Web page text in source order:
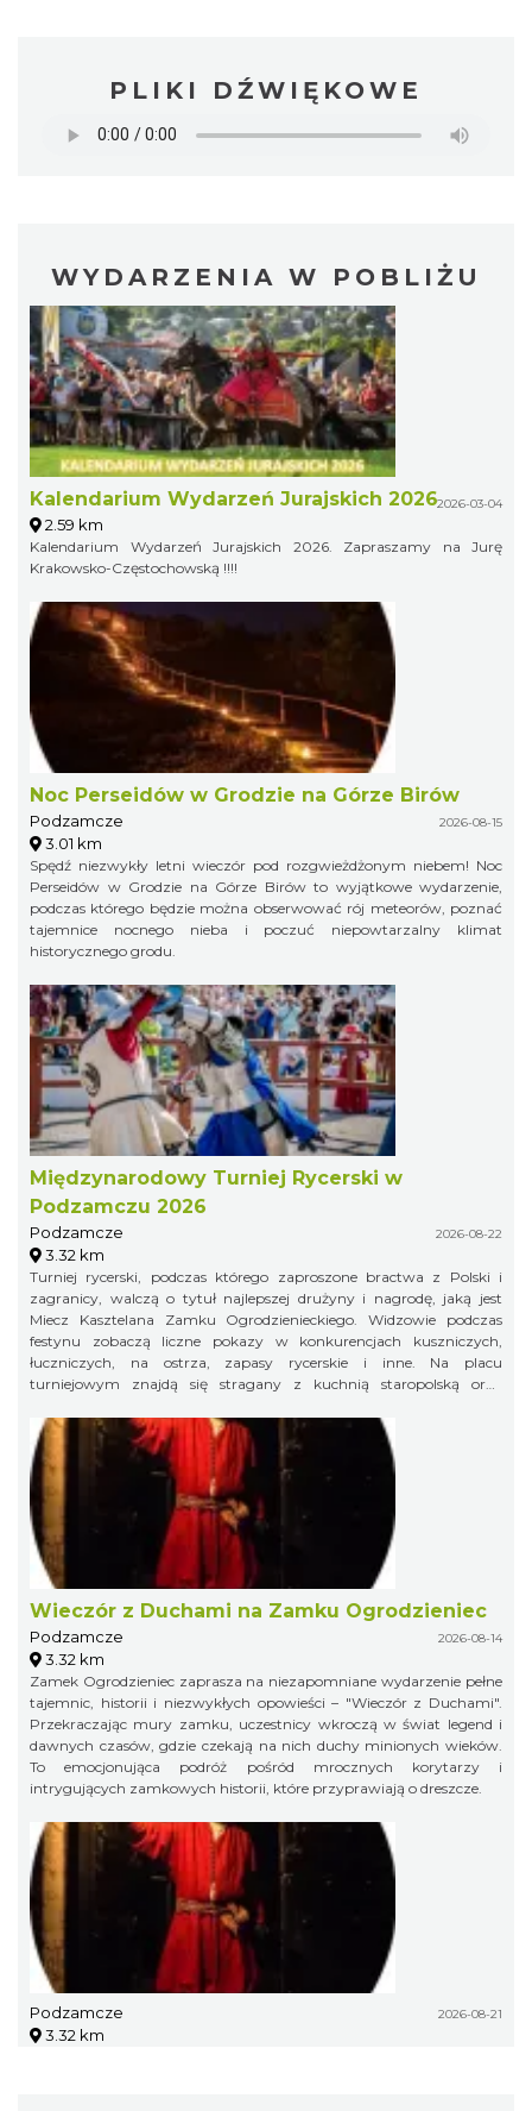
PLIKI DŹWIĘKOWE
WYDARZENIA W POBLIŻU
Kalendarium Wydarzeń Jurajskich 20262026-03-04
2.59 km
Kalendarium Wydarzeń Jurajskich 2026. Zapraszamy na Jurę
Krakowsko-Częstochowską !!!!
Noc Perseidów w Grodzie na Górze Birów
Podzamcze 2026-08-15
3.01 km
Spędź niezwykły letni wieczór pod rozgwieżdżonym niebem! Noc
Perseidów w Grodzie na Górze Birów to wyjątkowe wydarzenie,
podczas którego będzie można obserwować rój meteorów, poznać
tajemnice nocnego nieba i poczuć niepowtarzalny klimat
historycznego grodu.
Międzynarodowy Turniej Rycerski w
Podzamczu 2026
Podzamcze 2026-08-22
3.32 km
Turniej rycerski, podczas którego zaproszone bractwa z Polski i
zagranicy, walczą o tytuł najlepszej drużyny i nagrodę, jaką jest
Miecz Kasztelana Zamku Ogrodzienieckiego. Widzowie podczas
festynu zobaczą liczne pokazy w konkurencjach kuszniczych,
łuczniczych, na ostrza, zapasy rycerskie i inne. Na placu
turniejowym znajdą się stragany z kuchnią staropolską oraz
Wieczór z Duchami na Zamku Ogrodzieniec
Podzamcze 2026-08-14
3.32 km
Zamek Ogrodzieniec zaprasza na niezapomniane wydarzenie pełne
tajemnic, historii i niezwykłych opowieści – "Wieczór z Duchami".
Przekraczając mury zamku, uczestnicy wkroczą w świat legend i
dawnych czasów, gdzie czekają na nich duchy minionych wieków.
To emocjonująca podróż pośród mrocznych korytarzy i
intrygujących zamkowych historii, które przyprawiają o dreszcze.
Podzamcze 2026-08-21
3.32 km